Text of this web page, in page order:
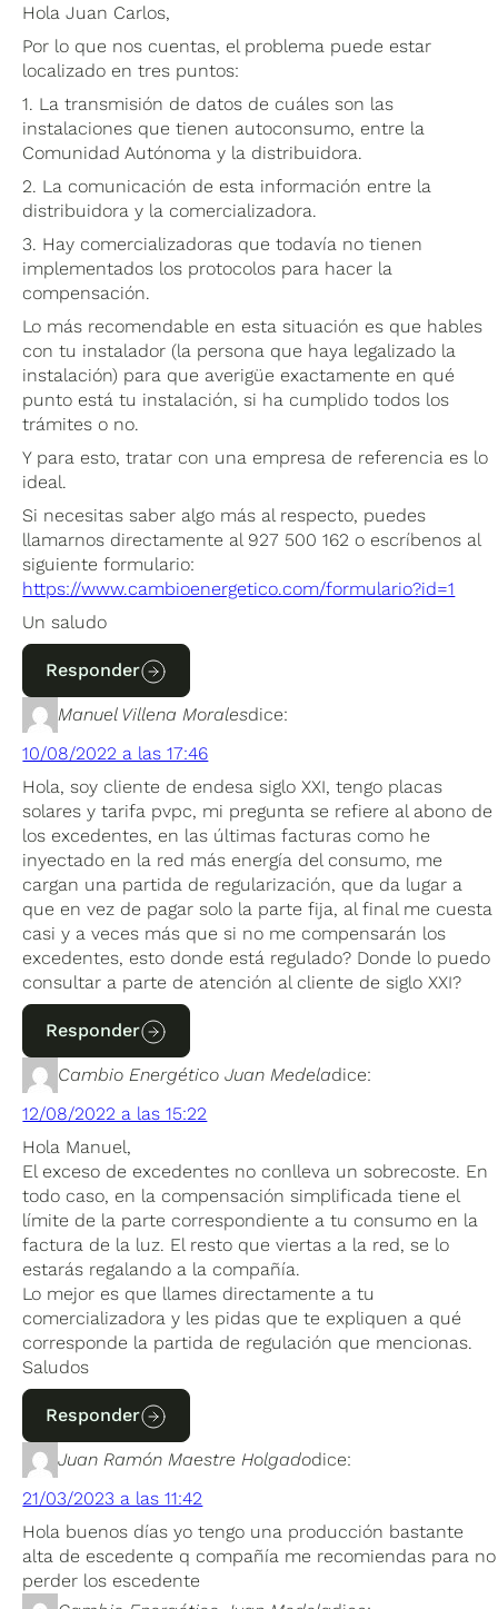
Hola Juan Carlos,
Por lo que nos cuentas, el problema puede estar
localizado en tres puntos:
1. La transmisión de datos de cuáles son las
instalaciones que tienen autoconsumo, entre la
Comunidad Autónoma y la distribuidora.
2. La comunicación de esta información entre la
distribuidora y la comercializadora.
3. Hay comercializadoras que todavía no tienen
implementados los protocolos para hacer la
compensación.
Lo más recomendable en esta situación es que hables
con tu instalador (la persona que haya legalizado la
instalación) para que averigüe exactamente en qué
punto está tu instalación, si ha cumplido todos los
trámites o no.
Y para esto, tratar con una empresa de referencia es lo
ideal.
Si necesitas saber algo más al respecto, puedes
llamarnos directamente al 927 500 162 o escríbenos al
siguiente formulario:
https://www.cambioenergetico.com/formulario?id=1
Un saludo
Responder
Manuel Villena Moralesdice:
10/08/2022 a las 17:46
Hola, soy cliente de endesa siglo XXI, tengo placas
solares y tarifa pvpc, mi pregunta se refiere al abono de
los excedentes, en las últimas facturas como he
inyectado en la red más energía del consumo, me
cargan una partida de regularización, que da lugar a
que en vez de pagar solo la parte fija, al final me cuesta
casi y a veces más que si no me compensarán los
excedentes, esto donde está regulado? Donde lo puedo
consultar a parte de atención al cliente de siglo XXI?
Responder
Cambio Energético Juan Medeladice:
12/08/2022 a las 15:22
Hola Manuel,
El exceso de excedentes no conlleva un sobrecoste. En
todo caso, en la compensación simplificada tiene el
límite de la parte correspondiente a tu consumo en la
factura de la luz. El resto que viertas a la red, se lo
estarás regalando a la compañía.
Lo mejor es que llames directamente a tu
comercializadora y les pidas que te expliquen a qué
corresponde la partida de regulación que mencionas.
Saludos
Responder
Juan Ramón Maestre Holgadodice:
21/03/2023 a las 11:42
Hola buenos días yo tengo una producción bastante
alta de escedente q compañía me recomiendas para no
perder los escedente